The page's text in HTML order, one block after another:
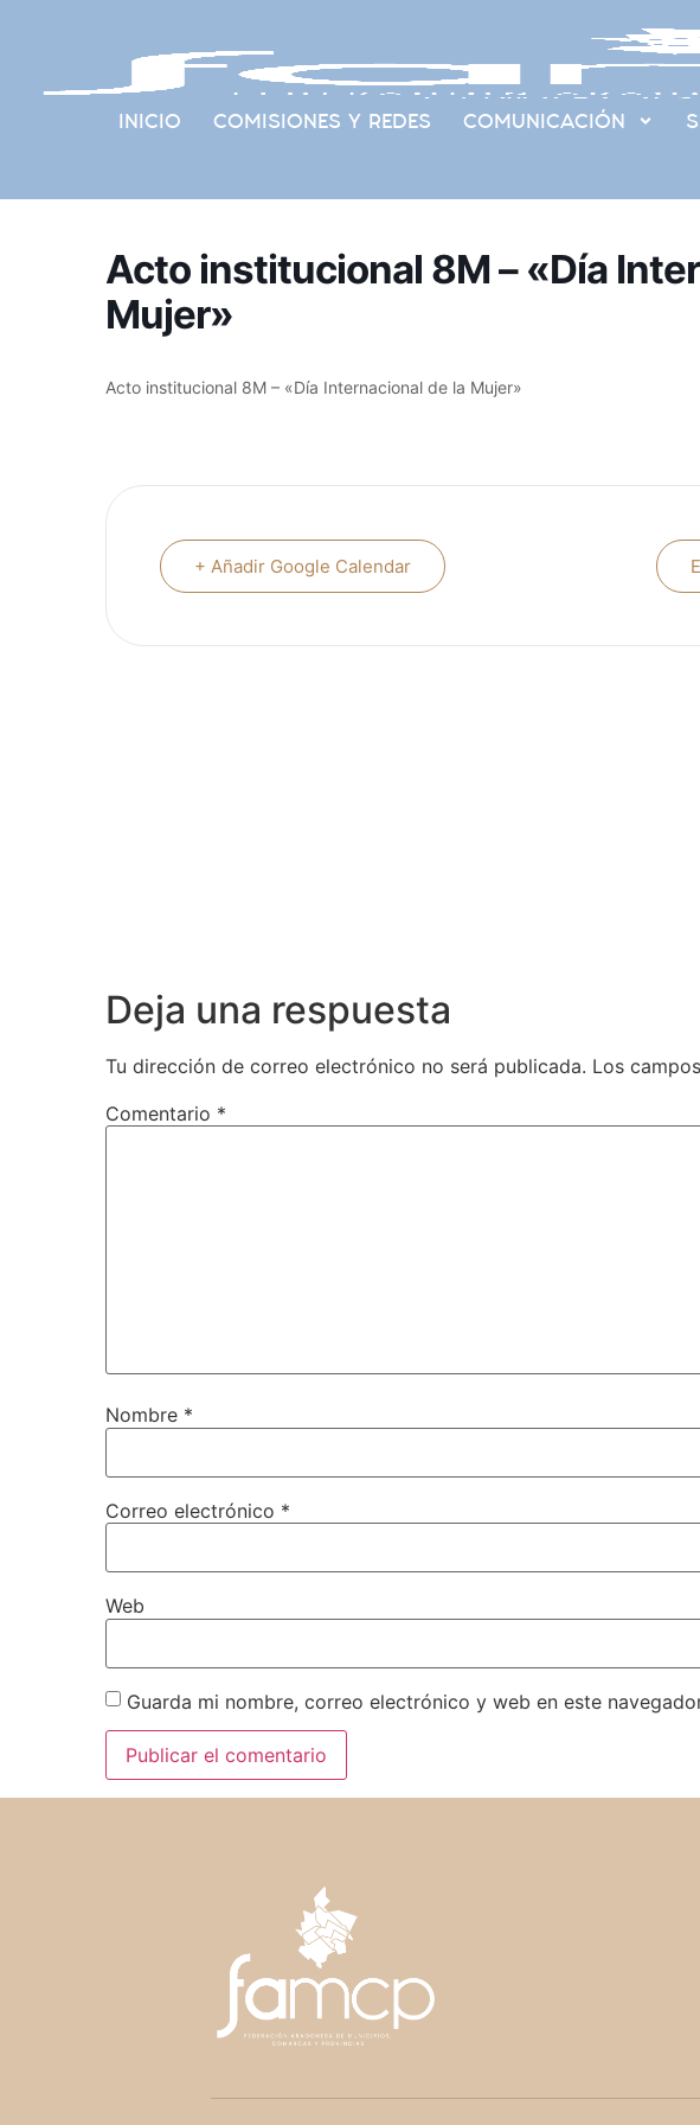
INICIO COMISIONES Y REDES COMUNICACIÓN
Acto institucional 8M – «Día
Mujer»
Acto institucional 8M – «Día Internacional de la Mujer»
+ Añadir Google Calendar
Deja una respuesta
Tu dirección de correo electrónico no será publicada. Los
Comentario *
Nombre *
Correo electrónico *
Web
Guarda mi nombre, correo electrónico y web en este